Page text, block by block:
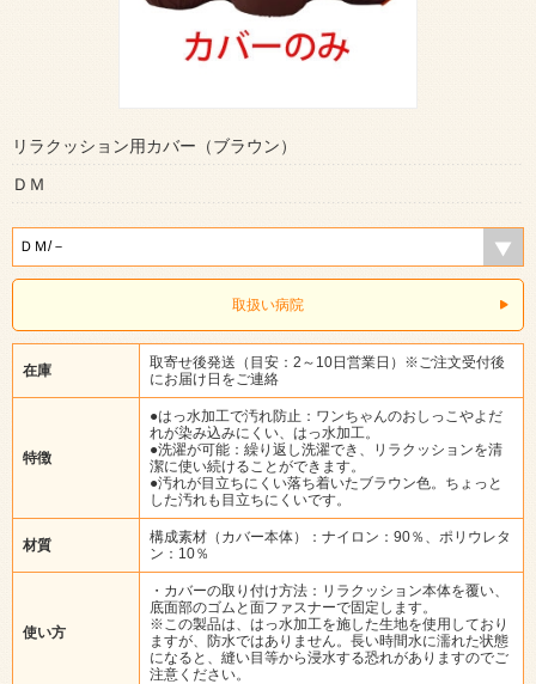
リラクッション用カバー（ブラウン）
ＤＭ
取扱い病院
在庫
取寄せ後発送（目安：2～10日営業日）※ご注文受付後
にお届け日をご連絡
特徴
●はっ水加工で汚れ防止：ワンちゃんのおしっこやよだ
れが染み込みにくい、はっ水加工。
●洗濯が可能：繰り返し洗濯でき、リラクッションを清
潔に使い続けることができます。
●汚れが目立ちにくい落ち着いたブラウン色。ちょっと
した汚れも目立ちにくいです。
材質
構成素材（カバー本体）：ナイロン：90％、ポリウレタ
ン：10％
使い方
・カバーの取り付け方法：リラクッション本体を覆い、
底面部のゴムと面ファスナーで固定します。
※この製品は、はっ水加工を施した生地を使用しており
ますが、防水ではありません。長い時間水に濡れた状態
になると、縫い目等から浸水する恐れがありますのでご
注意ください。